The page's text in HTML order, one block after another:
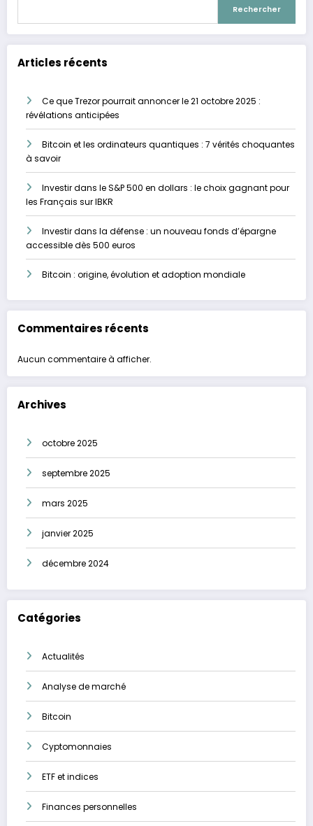
Rechercher
Articles récents
Ce que Trezor pourrait annoncer le 21 octobre 2025 :
révélations anticipées
Bitcoin et les ordinateurs quantiques : 7 vérités choquantes
à savoir
Investir dans le S&P 500 en dollars : le choix gagnant pour
les Français sur IBKR
Investir dans la défense : un nouveau fonds d’épargne
accessible dès 500 euros
Bitcoin : origine, évolution et adoption mondiale
Commentaires récents
Aucun commentaire à afficher.
Archives
octobre 2025
septembre 2025
mars 2025
janvier 2025
décembre 2024
Catégories
Actualités
Analyse de marché
Bitcoin
Cyptomonnaies
ETF et indices
Finances personnelles